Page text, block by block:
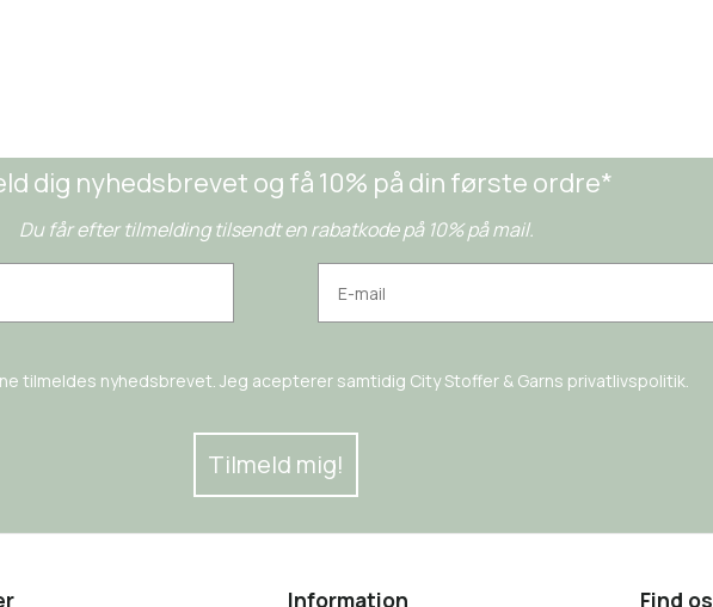
dig nyhedsbrevet og få 10% på din første ordre*
Du får efter tilmelding tilsendt en rabatkode på 10% på mail.
tilmeldes nyhedsbrevet. Jeg acepterer samtidig City Stoffer & Garns privatlivspolitik.
Tilmeld mig!
Information Find os